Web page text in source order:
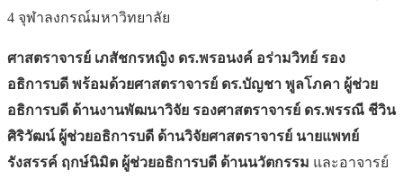
4 จุฬาลงกรณ์มหาวิทยาลัย
ศาสตราจารย์ เภสัชกรหญิง ดร.พรอนงค์ อร่ามวิทย์ รอง
อธิการบดี พร้อมด้วยศาสตราจารย์ ดร.บัญชา พูลโภคา ผู้ช่วย
อธิการบดี ด้านงานพัฒนาวิจัย รองศาสตราจารย์ ดร.พรรณี ชีวิน
ศิริวัฒน์ ผู้ช่วยอธิการบดี ด้านวิจัยศาสตราจารย์ นายแพทย์
รังสรรค์ ฤกษ์นิมิต ผู้ช่วยอธิการบดี ด้านนวัตกรรม และอาจารย์